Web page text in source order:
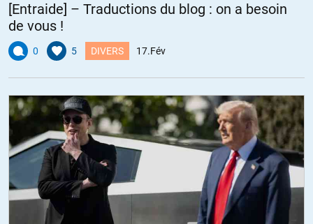
[Entraide] – Traductions du blog : on a besoin
de vous !
0 5 DIVERS 17.Fév